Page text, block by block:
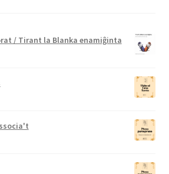
/ Tirant la Blanka enamiĝinta